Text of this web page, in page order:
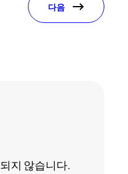
다음
지 않습니다.